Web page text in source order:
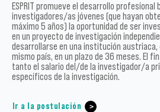
ESPRIT promueve el desarrollo profesional
investigadores/as jóvenes (que hayan
máximo 5 años) la oportunidad de ser
en un proyecto de investigación
desarrollarse en una institución
mismo país, en un plazo de 36 meses. El
tanto el salario del/de la investigador/a
específicos de la investigación.
Ir a la postulación